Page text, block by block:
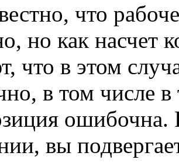
что
но как насчет
что в этом
в том числе
ошибочна.
вы